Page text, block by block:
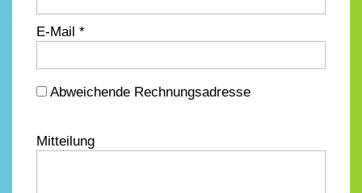
E-Mail *
Abweichende Rechnungsadresse
Mitteilung